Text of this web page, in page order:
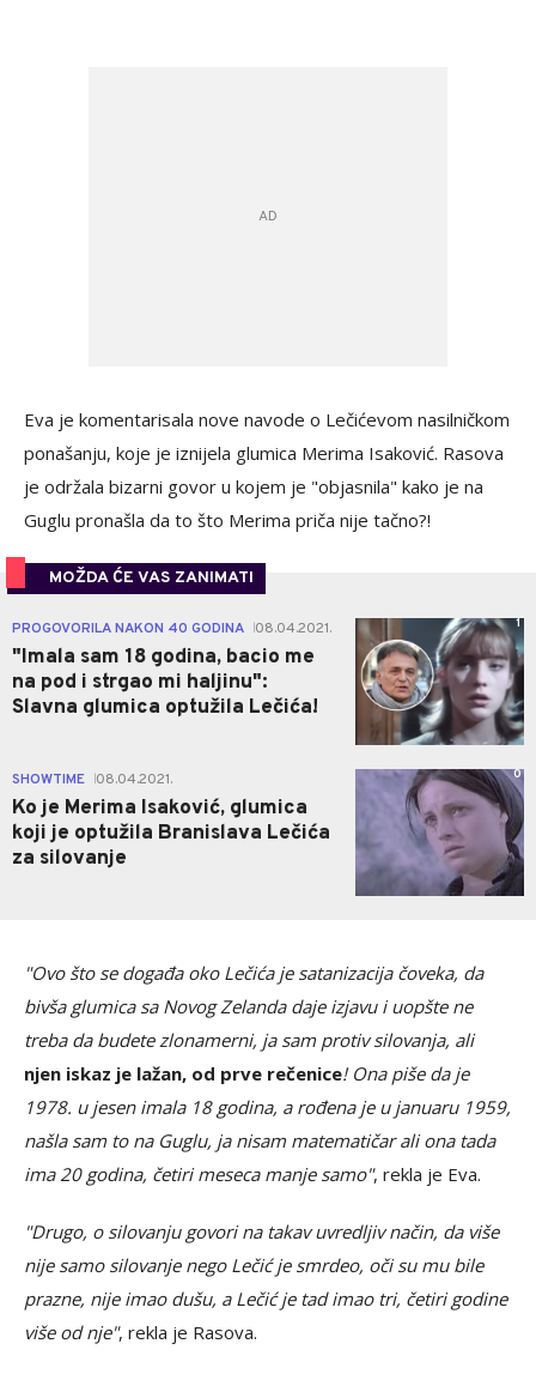
Eva je komentarisala nove navode o Lečićevom nasilničkom
ponašanju, koje je iznijela glumica Merima Isaković. Rasova
je održala bizarni govor u kojem je "objasnila" kako je na
Guglu pronašla da to što Merima priča nije tačno?!
MOŽDA ĆE VAS ZANIMATI
PROGOVORILA NAKON 40 GODINA 08.04.2021.
"Imala sam 18 godina, bacio me
na pod i strgao mi haljinu":
Slavna glumica optužila Lečića!
1
SHOWTIME 08.04.2021.
Ko je Merima Isaković, glumica
koji je optužila Branislava Lečića
za silovanje
0
"Ovo što se događa oko Lečića je satanizacija čoveka, da
bivša glumica sa Novog Zelanda daje izjavu i uopšte ne
treba da budete zlonamerni, ja sam protiv silovanja, ali
njen iskaz je lažan, od prve rečenice! Ona piše da je
1978. u jesen imala 18 godina, a rođena je u januaru 1959,
našla sam to na Guglu, ja nisam matematičar ali ona tada
ima 20 godina, četiri meseca manje samo", rekla je Eva.
"Drugo, o silovanju govori na takav uvredljiv način, da više
nije samo silovanje nego Lečić je smrdeo, oči su mu bile
prazne, nije imao dušu, a Lečić je tad imao tri, četiri godine
više od nje", rekla je Rasova.